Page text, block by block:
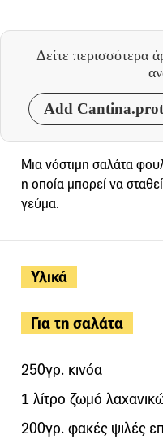
Δείτε περισσότερα
Add
Υλικά
Για τη σαλάτα
250γρ. κινόα
1 λίτρο ζωμό
200γρ. φακές ψιλές
Μια νόστιμη σαλάτα
η οποία μπορεί να
γεύμα.